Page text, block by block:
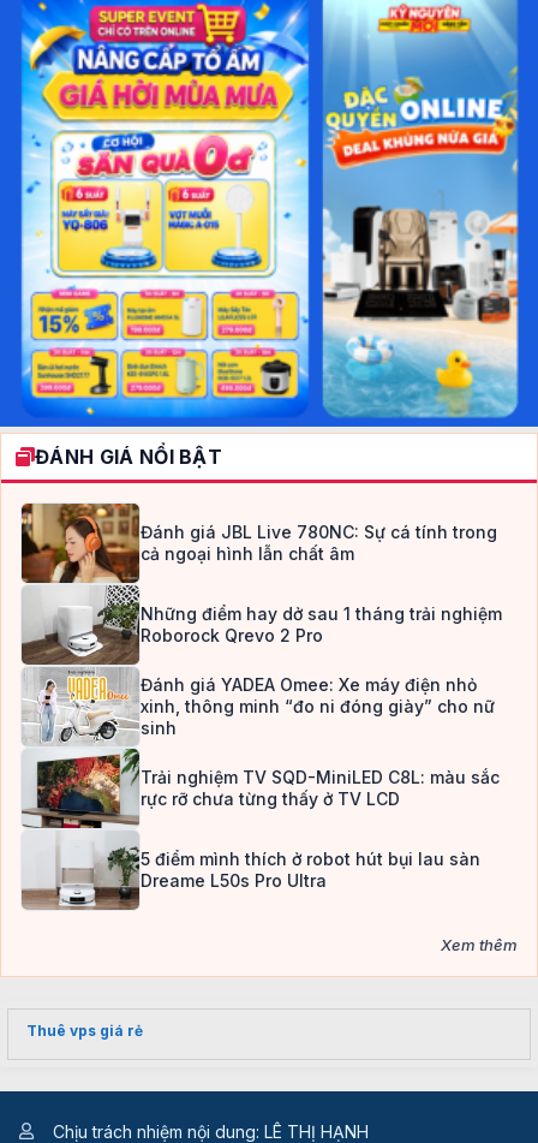
ĐÁNH GIÁ NỔI BẬT
Đánh giá JBL Live 780NC: Sự cá tính trong
cả ngoại hình lẫn chất âm
Những điểm hay dở sau 1 tháng trải nghiệm
Roborock Qrevo 2 Pro
Đánh giá YADEA Omee: Xe máy điện nhỏ
xinh, thông minh “đo ni đóng giày” cho nữ
sinh
Trải nghiệm TV SQD-MiniLED C8L: màu sắc
rực rỡ chưa từng thấy ở TV LCD
5 điểm mình thích ở robot hút bụi lau sàn
Dreame L50s Pro Ultra
Xem thêm
Thuê vps giá rẻ
Chịu trách nhiệm nội dung: LÊ THỊ HẠNH